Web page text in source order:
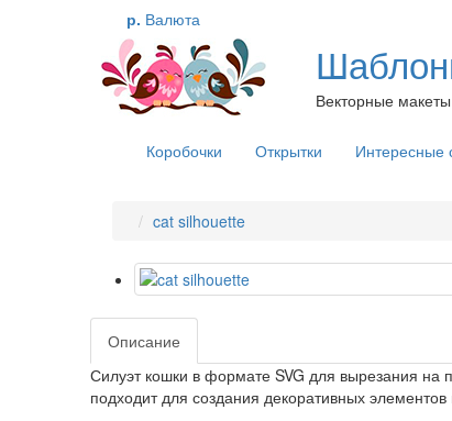
р. Валюта
Векторные
Коробочки Открытки Интересные
cat silhouette
Описание
Силуэт кошки в формате SVG для вырезания на
подходит для создания декоративных элементов